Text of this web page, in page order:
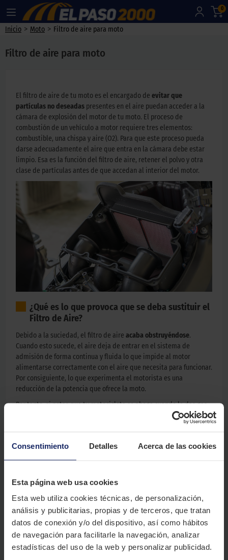
Consentimiento Detalles Acerca de las cookies
Esta página web usa cookies
Esta web utiliza cookies técnicas, de personalización,
análisis y publicitarias, propias y de terceros, que tratan
datos de conexión y/o del dispositivo, así como hábitos
de navegación para facilitarle la navegación, analizar
estadísticas del uso de la web y personalizar publicidad.
0
Inicio > Moto > Filtro de aire para moto
Filtro de aire para moto
El filtro de aire de tu moto es el encargado de evitar que
partículas no deseadas presentes en el aire puedan acceder a la
cámara de explosión del motor de tu moto. El proceso de
combustión de un vehículo a motor requiere tres elementos:
combustible, una chispa y aire (O2). Para que este proceso pueda
darse adecuadamente el aire que entra en la cámara debe estar
limpio. Esa es la función del filtro de aire, retener el polvo y otra
clase de partículas antes de que accedan al interior del motor.
¿Qué es lo que provoca que se deba sustituir el
Filtro de Aire?
Debido a la suciedad, el filtro de aire acaba obstruyéndose.
Cuando esto sucede, el aire deja de entrar en el sistema de
admisión de forma continua y fluida lo que impide al motor
alimentarse correctamente con el aire que necesita para funcionar.
Por consiguiente, lo que experimenta el motorista es una
reducción de la potencia que ofrece la moto.
Por tanto, si notas que tu motocicleta se ahoga cuando le das gas,
es probable que este fenómeno lo esté causando un filtro de aire
completamente obstruido. Si llegas a obstruirse por completo el
Nuestro experto te recomienda